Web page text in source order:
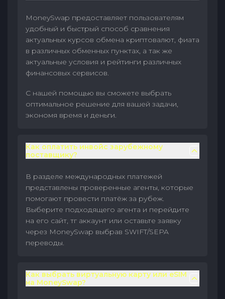
MoneySwap предоставляет пользователям
удобный и быстрый способ сравнения
актуальных курсов обмена криптовалют, фиата
в различных обменных пунктах, а так же
актуальные условия и рейтинги различных
финансовых сервисов.
С нашей помощью вы сможете выбрать
оптимальное решение для вашей задачи,
экономя время и деньги.
Как оплатить инвойс зарубежному
поставщику?
В разделе международных платежей
представлены проверенные агенты, которые
помогают провести платёж за рубеж.
Выберите подходящего агента и перейдите
на его сайт, тг аккаунт или оставьте заявку
через MoneySwap выбрав SWIFT/SEPA
переводы.
Как выбрать виртуальную карту или eSIM
на MoneySwap?